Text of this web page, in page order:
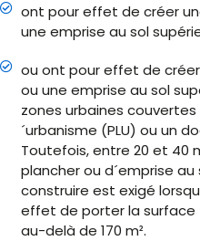
ont pour effet de créer
une emprise au sol
ou ont pour effet de
ou une emprise au sol
zones urbaines
´urbanisme (PLU) ou un
Toutefois, entre 20 et 40
plancher ou d´emprise au
construire est exigé
effet de porter la
au-delà de 170 m².